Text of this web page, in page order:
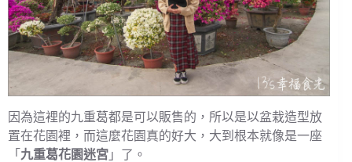
因為這裡的九重葛都是可以販售的，所以是以盆栽造型放
置在花園裡，而這麼花園真的好大，大到根本就像是一座
「 九重葛花園迷宮 」了。